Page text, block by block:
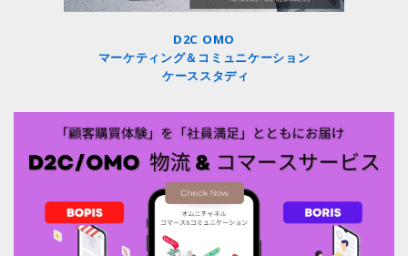
D2C OMO
マーケティング＆コミュニケーション
ケーススタディ